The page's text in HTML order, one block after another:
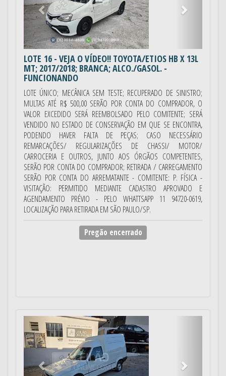
LOTE 16 - VEJA O VÍDEO!! TOYOTA/ETIOS HB X 13L
MT; 2017/2018; BRANCA; ALCO./GASOL. -
FUNCIONANDO
LOTE ÚNICO; MECÂNICA SEM TESTE; RECUPERADO DE SINISTRO;
MULTAS ATÉ R$ 500,00 SERÃO POR CONTA DO COMPRADOR, O
VALOR EXCEDIDO SERÁ REEMBOLSADO PELO COMITENTE; SERÁ
VENDIDO NO ESTADO DE CONSERVAÇÃO EM QUE SE ENCONTRA,
PODENDO HAVER FALTA DE PEÇAS; CASO NECESSÁRIO
REMARCAÇÕES/ REGULARIZAÇÕES DE CHASSI/ MOTOR/
CARROCERIA E OUTROS, JUNTO AOS ÓRGÃOS COMPETENTES,
SERÃO POR CONTA DO COMPRADOR; RETIRADA / CARREGAMENTO
SERÃO POR CONTA DO ARREMATANTE - COMITENTE: P. FÍSICA -
VISITAÇÃO: PERMITIDO MEDIANTE CADASTRO APROVADO E
AGENDAMENTO PRÉVIO - PELO WHATTSAPP 11 94720-0619,
LOCALIZAÇÃO PARA RETIRADA EM SÃO PAULO/SP.
Pregão encerrado
Anterior